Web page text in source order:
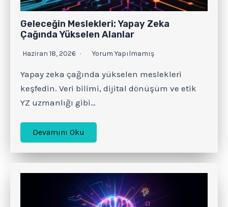
Geleceğin Meslekleri: Yapay Zeka
Çağında Yükselen Alanlar
Haziran 18, 2026 Yorum Yapılmamış
Yapay zeka çağında yükselen meslekleri
keşfedin. Veri bilimi, dijital dönüşüm ve etik
YZ uzmanlığı gibi…
Devamını Oku